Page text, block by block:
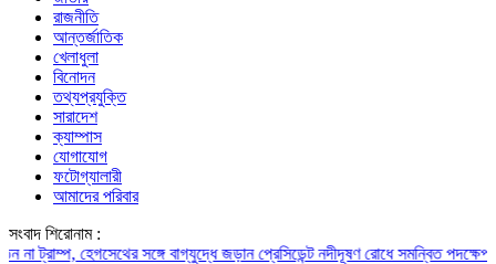
রাজনীতি
আন্তর্জাতিক
খেলাধুলা
বিনোদন
তথ্যপ্রযুক্তি
সারাদেশ
ক্যাম্পাস
যোগাযোগ
ফটোগ্যালারী
আমাদের পরিবার
সংবাদ শিরোনাম :
হেগসেথের সঙ্গে বাগ্‌যুদ্ধে জড়ান প্রেসিডেন্টনদীদূষণ রোধে সমন্বিত পদক্ষেপ